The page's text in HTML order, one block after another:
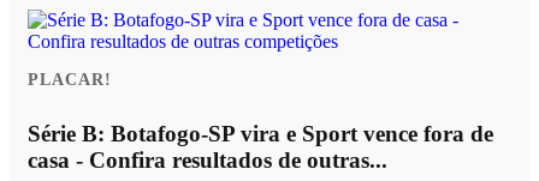
PLACAR!
Série B: Botafogo-SP vira e Sport vence fora de
casa - Confira resultados de outras...